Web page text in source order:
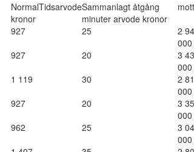
NormalTidsarvode
kronor
Sammanlagt åtgång
minuter arvode kronor
927 25
2
000
927 20
3
000
1 119 30
2
000
927 20
3
000
962 25
3
000